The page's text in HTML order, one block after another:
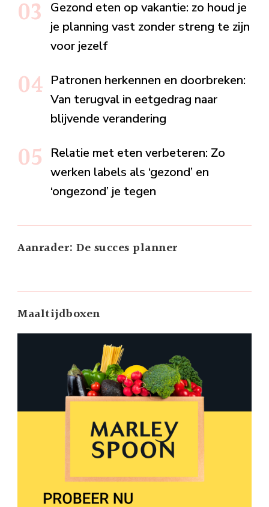
Gezond eten op vakantie: zo houd je
je planning vast zonder streng te zijn
voor jezelf
Patronen herkennen en doorbreken:
Van terugval in eetgedrag naar
blijvende verandering
Relatie met eten verbeteren: Zo
werken labels als ‘gezond’ en
‘ongezond’ je tegen
Aanrader: De succes planner
Maaltijdboxen